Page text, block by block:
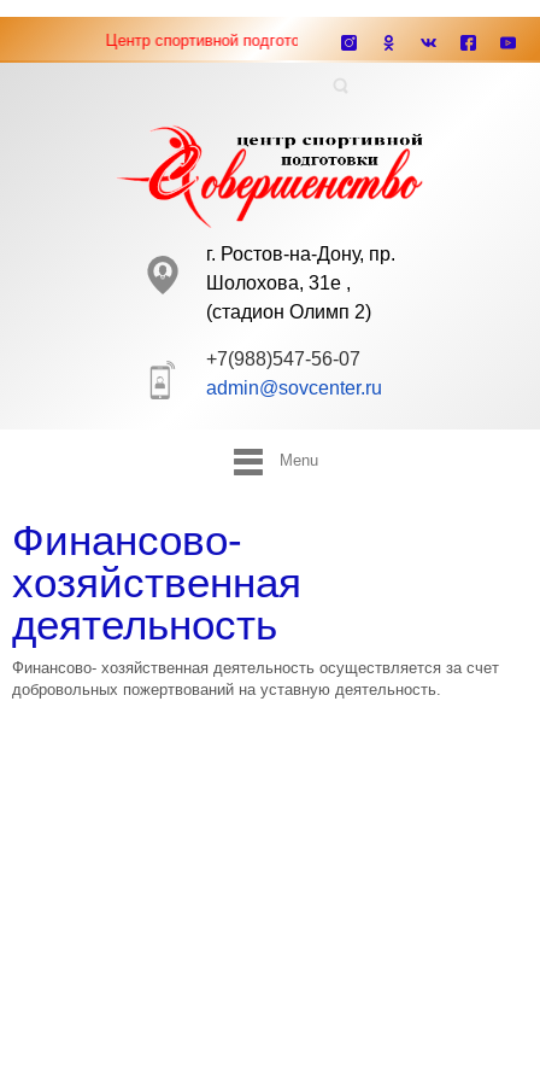
Центр спортивной подготовки "Совершенство" ведёт
г. Ростов-на-Дону, пр.
Шолохова, 31е ,
(cтадион Олимп 2)
+7(988)547-56-07
admin@sovcenter.ru
Menu
Финансово-
хозяйственная
деятельность
Финансово- хозяйственная деятельность осуществляется за счет
добровольных пожертвований на уставную деятельность.